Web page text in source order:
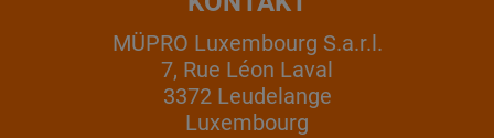
MÜPRO Luxembourg S.a.r.l.
7, Rue Léon Laval
3372 Leudelange
Luxembourg